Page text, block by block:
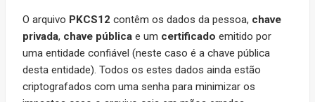
O arquivo PKCS12 contêm os dados da pessoa, chave
privada, chave pública e um certificado emitido por
uma entidade confiável (neste caso é a chave pública
desta entidade). Todos os estes dados ainda estão
criptografados com uma senha para minimizar os